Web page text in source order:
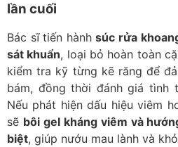
lần cuối
Bác sĩ tiến hànhsúc rửa
sát khuẩn, loại bỏ hoàn toàn
kiểm tra kỹ từng kẽ răng để
bám, đồng thời đánh giá tình
Nếu phát hiện dấu hiệu viêm
sẽ bôi gel kháng viêm và
biệt, giúp nướu mau lành và